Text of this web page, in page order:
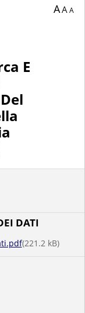
E
AAA
DATI
(221.2kB)